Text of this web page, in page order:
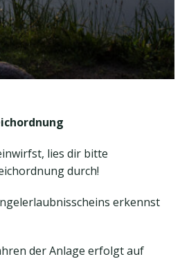
lies dir bitte
durch!
erkennst
der Anlage erfolgt auf